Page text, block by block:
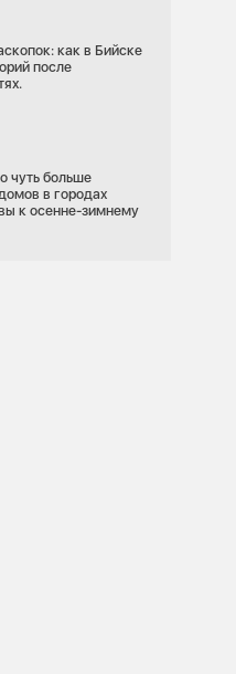
как в Бийске
после
чуть больше
в городах
к осенне-зимнему